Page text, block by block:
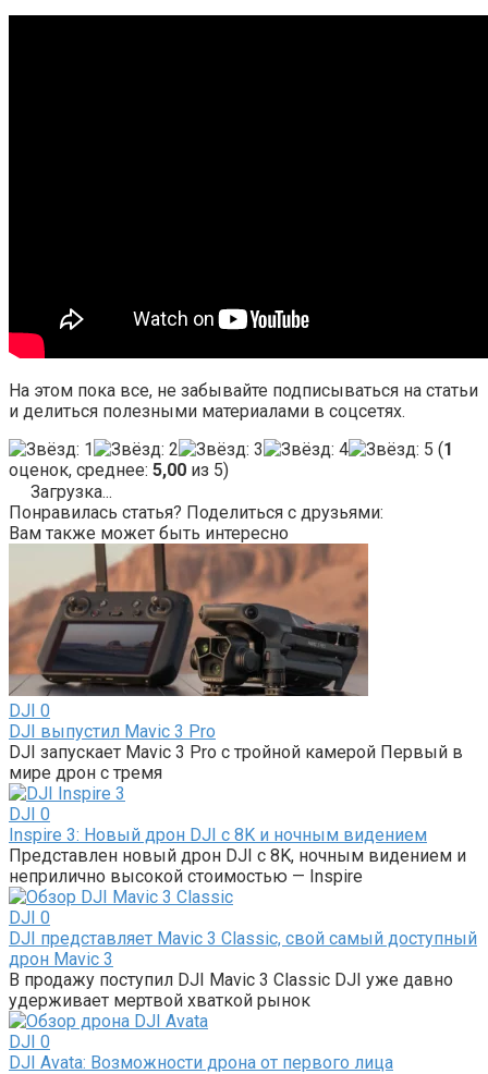
На этом пока все, не забывайте подписываться на статьи
и делиться полезными материалами в соцсетях.
(1
оценок, среднее: 5,00 из 5)
Загрузка...
Понравилась статья? Поделиться с друзьями:
Вам также может быть интересно
DJI 0
DJI выпустил Mavic 3 Pro
DJI запускает Mavic 3 Pro с тройной камерой Первый в
мире дрон с тремя
DJI 0
Inspire 3: Новый дрон DJI с 8K и ночным видением
Представлен новый дрон DJI с 8K, ночным видением и
неприлично высокой стоимостью — Inspire
DJI 0
DJI представляет Mavic 3 Classic, свой самый доступный
дрон Mavic 3
В продажу поступил DJI Mavic 3 Classic DJI уже давно
удерживает мертвой хваткой рынок
DJI 0
DJI Avata: Возможности дрона от первого лица